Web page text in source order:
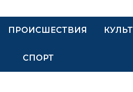
ПРОИСШЕСТВИЯ КУЛЬТ
СПОРТ